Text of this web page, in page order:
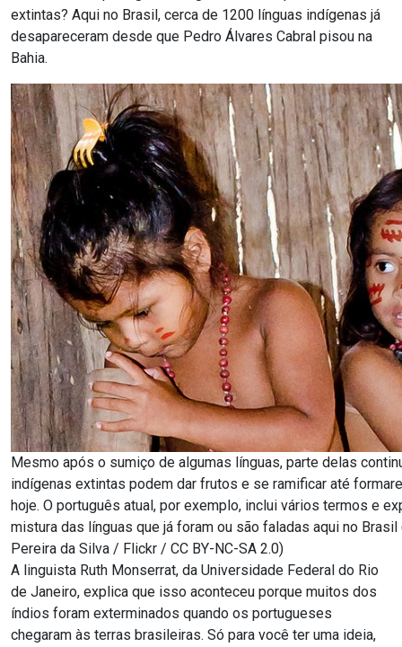
extintas? Aqui no Brasil, cerca de 1200 línguas indígenas já
desapareceram desde que Pedro Álvares Cabral pisou na
Bahia.
Mesmo após o sumiço de algumas línguas, parte delas
indígenas extintas podem dar frutos e se ramificar até
hoje. O português atual, por exemplo, inclui vários termos e
mistura das línguas que já foram ou são faladas aqui no
Pereira da Silva / Flickr / CC BY-NC-SA 2.0)
A linguista Ruth Monserrat, da Universidade Federal do Rio
de Janeiro, explica que isso aconteceu porque muitos dos
índios foram exterminados quando os portugueses
chegaram às terras brasileiras. Só para você ter uma ideia,